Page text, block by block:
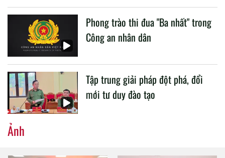
Phong trào thi đua "Ba nhất" trong
Công an nhân dân
Tập trung giải pháp đột phá, đổi
mới tư duy đào tạo
Ảnh